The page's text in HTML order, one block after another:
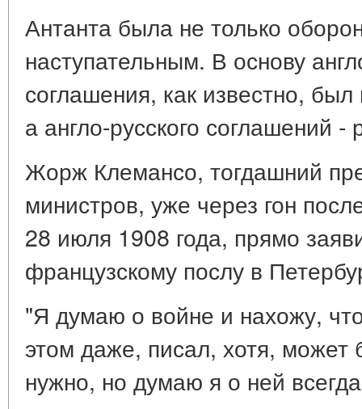
Антанта была не только
наступательным. В основу
соглашения, как известно,
а англо-русского соглашений
Жорж Клемансо, тогдашний
министров, уже через гон
28 июля 1908 года, прямо
французскому послу в
"Я думаю о войне и нахожу,
этом даже, писал, хотя, может
нужно, но думаю я о ней